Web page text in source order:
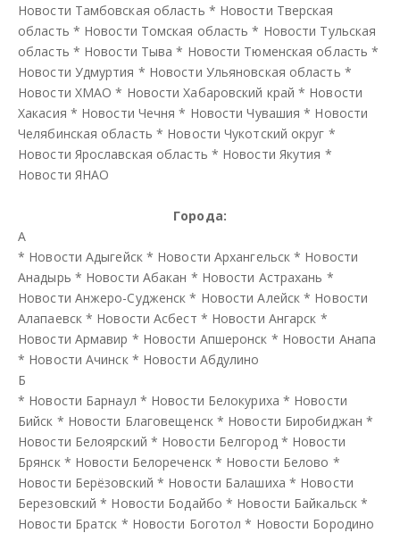
Новости Тамбовская область * Новости Тверская
область * Новости Томская область * Новости Тульская
область * Новости Тыва * Новости Тюменская область *
Новости Удмуртия * Новости Ульяновская область *
Новости ХМАО * Новости Хабаровский край * Новости
Хакасия * Новости Чечня * Новости Чувашия * Новости
Челябинская область * Новости Чукотский округ *
Новости Ярославская область * Новости Якутия *
Новости ЯНАО
Города:
А
* Новости Адыгейск * Новости Архангельск * Новости
Анадырь * Новости Абакан * Новости Астрахань *
Новости Анжеро-Судженск * Новости Алейск * Новости
Алапаевск * Новости Асбест * Новости Ангарск *
Новости Армавир * Новости Апшеронск * Новости Анапа
* Новости Ачинск * Новости Абдулино
Б
* Новости Барнаул * Новости Белокуриха * Новости
Бийск * Новости Благовещенск * Новости Биробиджан *
Новости Белоярский * Новости Белгород * Новости
Брянск * Новости Белореченск * Новости Белово *
Новости Берёзовский * Новости Балашиха * Новости
Березовский * Новости Бодайбо * Новости Байкальск *
Новости Братск * Новости Боготол * Новости Бородино